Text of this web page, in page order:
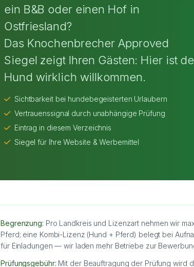
ein B&B oder einen Hof in
Ostfriesland?
Das Knochenbrecher Approved
Siegel zeigt Ihren Gästen: Hier ist
Hund wirklich willkommen.
Sichtbarkeit bei hundebegeisterten Urlaubern
Vertrauenssignal durch unabhängige Prüfung
Eintrag in diesem Verzeichnis
Siegel für Ihre Website & Werbemittel
Begrenzung: Pro Landkreis und Lizenzart nehmen wir
Pferd; eine Kombi-Lizenz (Hund + Pferd) belegt bei
für Einladungen — wir laden mehr Betriebe zur
Prüfungsgebühr: Mit der Beauftragung der Prüfung wird